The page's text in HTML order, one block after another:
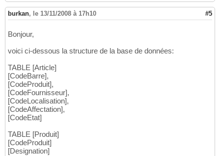
burkan, le 13/11/2008 à 17h10 #5
Bonjour,
voici ci-dessous la structure de la base de données:
TABLE [Article]
[CodeBarre],
[CodeProduit],
[CodeFournisseur],
[CodeLocalisation],
[CodeAffectation],
[CodeEtat]
TABLE [Produit]
[CodeProduit]
[Designation]